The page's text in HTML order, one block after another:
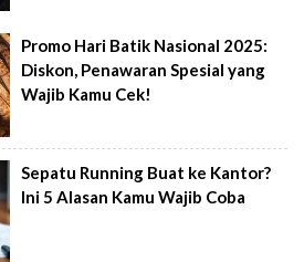
Promo Hari Batik Nasional 2025:
Diskon, Penawaran Spesial yang
Wajib Kamu Cek!
Sepatu Running Buat ke Kantor?
Ini 5 Alasan Kamu Wajib Coba